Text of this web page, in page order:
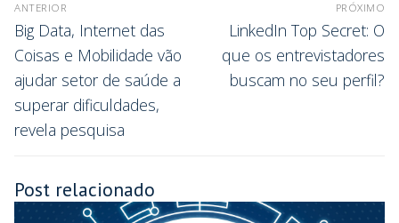
ANTERIOR
Big Data, Internet das
Coisas e Mobilidade vão
ajudar setor de saúde a
superar dificuldades,
revela pesquisa
PRÓXIMO
LinkedIn Top Secret: O
que os entrevistadores
buscam no seu perfil?
Post relacionado